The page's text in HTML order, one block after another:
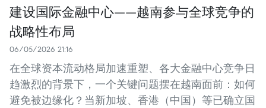
建设国际金融中心——越南参与全球竞争的
战略性布局
06/05/2026 21:16
在全球资本流动格局加速重塑、各大金融中心竞争日
趋激烈的背景下，一个关键问题摆在越南面前：如何
避免被边缘化？当新加坡、香港（中国）等已确立国